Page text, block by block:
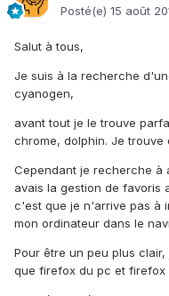
Posté(e) 15 août
Salut à tous,
Je suis à la recherche
cyanogen,
avant tout je le trouve
chrome, dolphin. Je
Cependant je recherche à
avais la gestion de favoris
c'est que je n'arrive pas à
mon ordinateur dans le
Pour être un peu plus
que firefox du pc et firefox